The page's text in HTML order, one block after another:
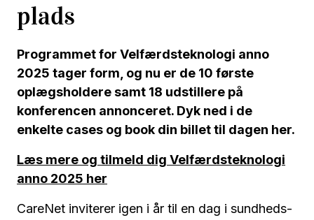
plads
Programmet for Velfærdsteknologi anno
2025 tager form, og nu er de 10 første
oplægsholdere samt 18 udstillere på
konferencen annonceret. Dyk ned i de
enkelte cases og book din billet til dagen her.
Læs mere og tilmeld dig Velfærdsteknologi
anno 2025 her
CareNet inviterer igen i år til en dag i sundheds-